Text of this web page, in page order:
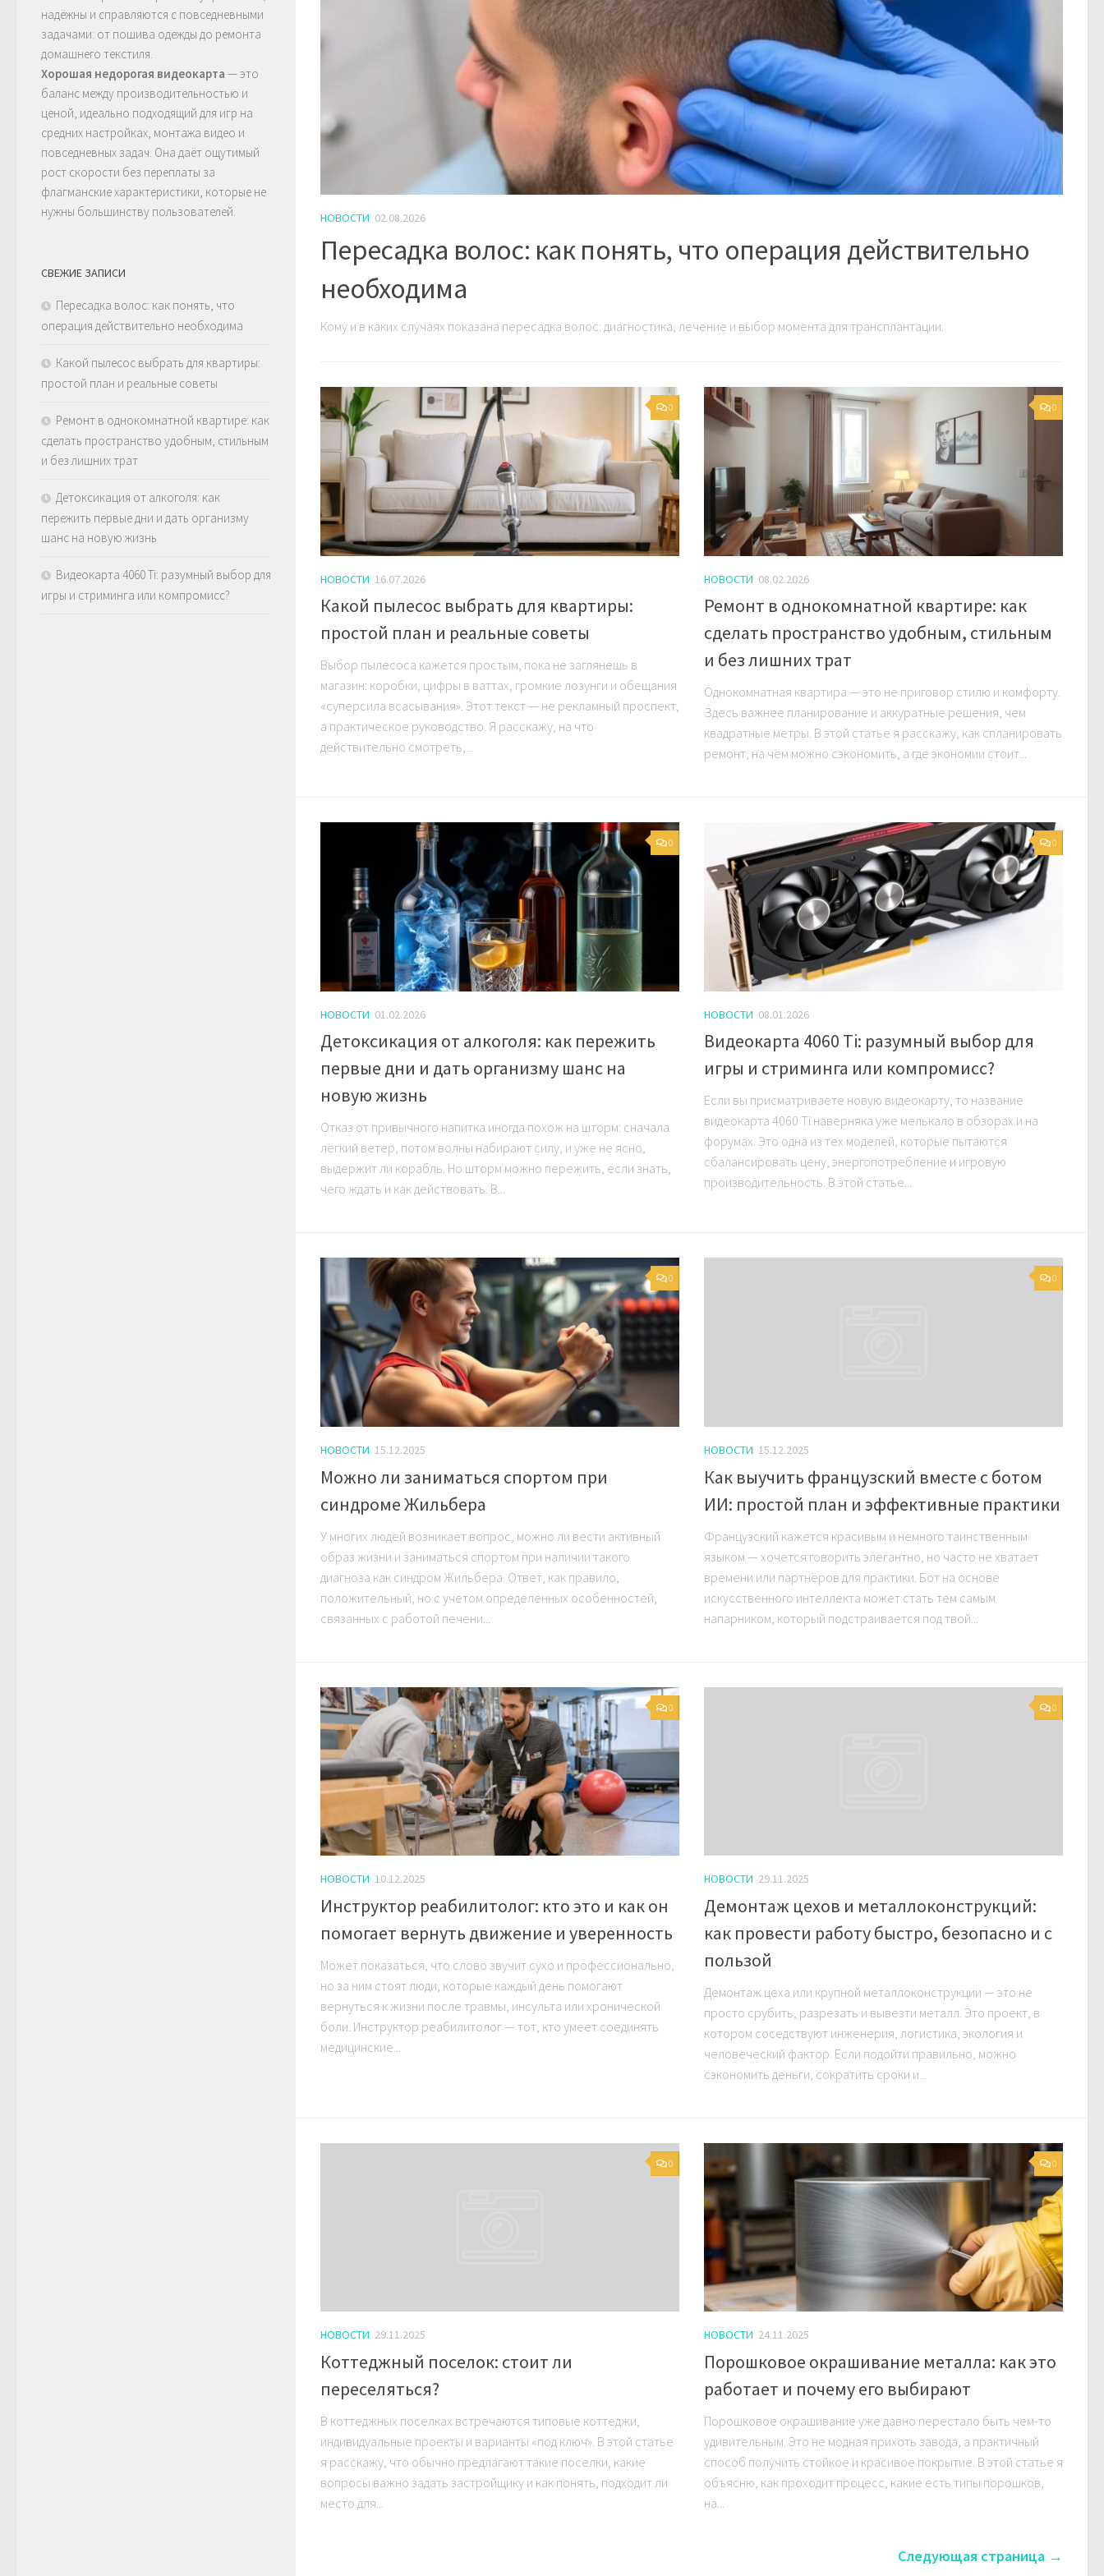
НОВОСТИ 02.08.2026
Пересадка волос: как понять, что операция действительно
необходима
Кому и в каких случаях показана пересадка волос: диагностика, лечение и выбор момента для трансплантации.
0
НОВОСТИ 16.07.2026
Какой пылесос выбрать для квартиры:
простой план и реальные советы
Выбор пылесоса кажется простым, пока не заглянешь в
магазин: коробки, цифры в ваттах, громкие лозунги и обещания
«суперсила всасывания». Этот текст — не рекламный проспект,
а практическое руководство. Я расскажу, на что
действительно смотреть,...
0
НОВОСТИ 08.02.2026
Ремонт в однокомнатной квартире: как
сделать пространство удобным, стильным
и без лишних трат
Однокомнатная квартира — это не приговор стилю и комфорту.
Здесь важнее планирование и аккуратные решения, чем
квадратные метры. В этой статье я расскажу, как спланировать
ремонт, на чём можно сэкономить, а где экономии стоит...
0
НОВОСТИ 01.02.2026
Детоксикация от алкоголя: как пережить
первые дни и дать организму шанс на
новую жизнь
Отказ от привычного напитка иногда похож на шторм: сначала
лёгкий ветер, потом волны набирают силу, и уже не ясно,
выдержит ли корабль. Но шторм можно пережить, если знать,
чего ждать и как действовать. В...
0
НОВОСТИ 08.01.2026
Видеокарта 4060 Ti: разумный выбор для
игры и стриминга или компромисс?
Если вы присматриваете новую видеокарту, то название
видеокарта 4060 Ti наверняка уже мелькало в обзорах и на
форумах. Это одна из тех моделей, которые пытаются
сбалансировать цену, энергопотребление и игровую
производительность. В этой статье...
0
НОВОСТИ 15.12.2025
Можно ли заниматься спортом при
синдроме Жильбера
У многих людей возникает вопрос, можно ли вести активный
образ жизни и заниматься спортом при наличии такого
диагноза как синдром Жильбера. Ответ, как правило,
положительный, но с учетом определенных особенностей,
связанных с работой печени...
0
НОВОСТИ 15.12.2025
Как выучить французский вместе с ботом
ИИ: простой план и эффективные практики
Французский кажется красивым и немного таинственным
языком — хочется говорить элегантно, но часто не хватает
времени или партнёров для практики. Бот на основе
искусственного интеллекта может стать тем самым
напарником, который подстраивается под твой...
0
НОВОСТИ 10.12.2025
Инструктор реабилитолог: кто это и как он
помогает вернуть движение и уверенность
Может показаться, что слово звучит сухо и профессио­нально,
но за ним стоят люди, которые каждый день помогают
вернуться к жизни после травмы, инсульта или хронической
боли. Инструктор реабилитолог — тот, кто умеет соединять
медицинские...
0
НОВОСТИ 29.11.2025
Демонтаж цехов и металлоконструкций:
как провести работу быстро, безопасно и с
пользой
Демонтаж цеха или крупной металлоконструкции — это не
просто срубить, разрезать и вывезти металл. Это проект, в
котором соседствуют инженерия, логистика, экология и
человеческий фактор. Если подойти правильно, можно
сэкономить деньги, сократить сроки и...
0
НОВОСТИ 29.11.2025
Коттеджный поселок: стоит ли
переселяться?
В коттеджных поселках встречаются типовые коттеджи,
индивидуальные проекты и варианты «под ключ». В этой статье
я расскажу, что обычно предлагают такие поселки, какие
вопросы важно задать застройщику и как понять, подходит ли
место для...
0
НОВОСТИ 24.11.2025
Порошковое окрашивание металла: как это
работает и почему его выбирают
Порошковое окрашивание уже давно перестало быть чем-то
удивительным. Это не модная прихоть завода, а практичный
способ получить стойкое и красивое покрытие. В этой статье я
объясню, как проходит процесс, какие есть типы порошков,
на...
Следующая страница →
надёжны и справляются с повседневными
задачами: от пошива одежды до ремонта
домашнего текстиля.
Хорошая недорогая видеокарта — это
баланс между производительностью и
ценой, идеально подходящий для игр на
средних настройках, монтажа видео и
повседневных задач. Она даёт ощутимый
рост скорости без переплаты за
флагманские характеристики, которые не
нужны большинству пользователей.
СВЕЖИЕ ЗАПИСИ
Пересадка волос: как понять, что
операция действительно необходима
Какой пылесос выбрать для квартиры:
простой план и реальные советы
Ремонт в однокомнатной квартире: как
сделать пространство удобным, стильным
и без лишних трат
Детоксикация от алкоголя: как
пережить первые дни и дать организму
шанс на новую жизнь
Видеокарта 4060 Ti: разумный выбор для
игры и стриминга или компромисс?